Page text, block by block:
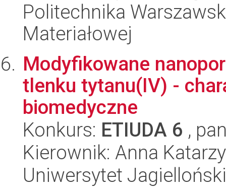
Politechnika
Materiałowej
Modyfikowane
tlenku tytanu(IV) -
biomedyczne
Konkurs: ETIUDA 6 ,
Kierownik: Anna
Uniwersytet